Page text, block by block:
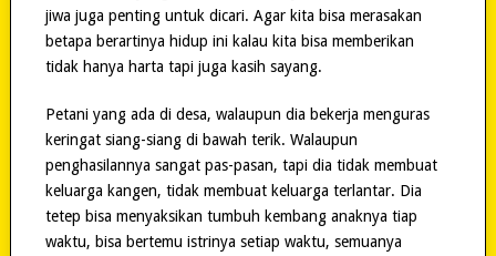
jiwa juga penting untuk dicari. Agar kita bisa merasakan
betapa berartinya hidup ini kalau kita bisa memberikan
tidak hanya harta tapi juga kasih sayang.
Petani yang ada di desa, walaupun dia bekerja menguras
keringat siang-siang di bawah terik. Walaupun
penghasilannya sangat pas-pasan, tapi dia tidak membuat
keluarga kangen, tidak membuat keluarga terlantar. Dia
tetep bisa menyaksikan tumbuh kembang anaknya tiap
waktu, bisa bertemu istrinya setiap waktu, semuanya